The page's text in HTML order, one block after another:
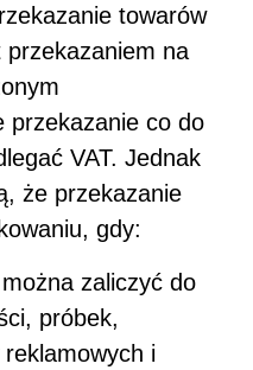
towarów
na
przekazanie co do
VAT. Jednak
że przekazanie
gdy:
zaliczyć do
próbek,
reklamowych i